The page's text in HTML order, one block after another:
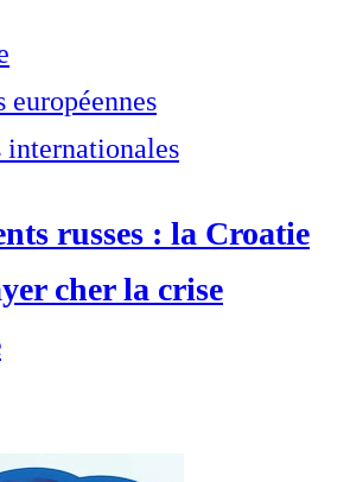
européennes
internationales
russes : la Croatie
cher la crise